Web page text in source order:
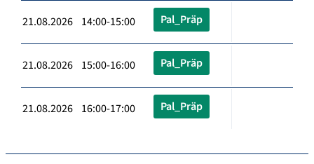
21.08.2026 14:00-15:00 Pal_Präp
21.08.2026 15:00-16:00 Pal_Präp
21.08.2026 16:00-17:00 Pal_Präp